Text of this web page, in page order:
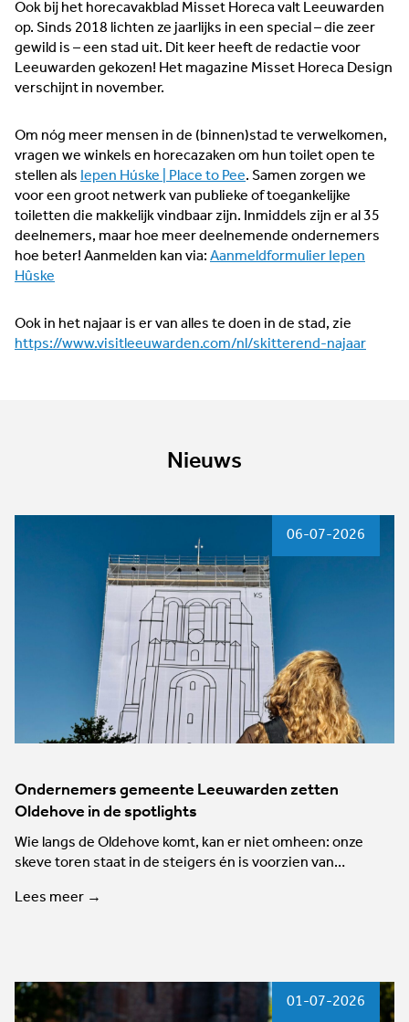
Ook bij het horecavakblad Misset Horeca valt Leeuwarden
op. Sinds 2018 lichten ze jaarlijks in een special – die zeer
gewild is – een stad uit. Dit keer heeft de redactie voor
Leeuwarden gekozen! Het magazine Misset Horeca Design
verschijnt in november.
Om nóg meer mensen in de (binnen)stad te verwelkomen,
vragen we winkels en horecazaken om hun toilet open te
stellen als Iepen Húske | Place to Pee. Samen zorgen we
voor een groot netwerk van publieke of toegankelijke
toiletten die makkelijk vindbaar zijn. Inmiddels zijn er al 35
deelnemers, maar hoe meer deelnemende ondernemers
hoe beter! Aanmelden kan via: Aanmeldformulier Iepen
Hûske
Ook in het najaar is er van alles te doen in de stad, zie
https://www.visitleeuwarden.com/nl/skitterend-najaar
Nieuws
06-07-2026
Ondernemers gemeente Leeuwarden zetten
Oldehove in de spotlights
Wie langs de Oldehove komt, kan er niet omheen: onze
skeve toren staat in de steigers én is voorzien van…
Lees meer →
01-07-2026